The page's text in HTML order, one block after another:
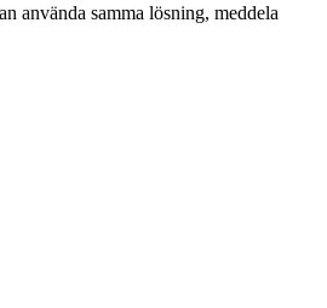
använda samma lösning, meddela